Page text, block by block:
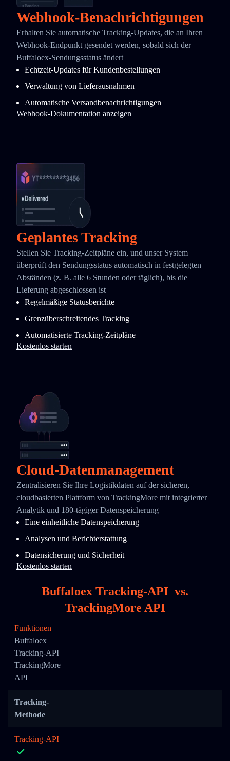
Webhook-Benachrichtigungen
Erhalten Sie automatische Tracking-Updates, die an Ihren
Webhook-Endpunkt gesendet werden, sobald sich der
Buffaloex-Sendungsstatus ändert
Echtzeit-Updates für Kundenbestellungen
Verwaltung von Lieferausnahmen
Automatische Versandbenachrichtigungen
Webhook-Dokumentation anzeigen
Geplantes Tracking
Stellen Sie Tracking-Zeitpläne ein, und unser System
überprüft den Sendungsstatus automatisch in festgelegten
Abständen (z. B. alle 6 Stunden oder täglich), bis die
Lieferung abgeschlossen ist
Regelmäßige Statusberichte
Grenzüberschreitendes Tracking
Automatisierte Tracking-Zeitpläne
Kostenlos starten
Cloud-Datenmanagement
Zentralisieren Sie Ihre Logistikdaten auf der sicheren,
cloudbasierten Plattform von TrackingMore mit integrierter
Analytik und 180-tägiger Datenspeicherung
Eine einheitliche Datenspeicherung
Analysen und Berichterstattung
Datensicherung und Sicherheit
Kostenlos starten
Buffaloex Tracking-API vs.
TrackingMore API
Funktionen
Buffaloex
Tracking-API
TrackingMore
API
Tracking-
Methode
Tracking-API